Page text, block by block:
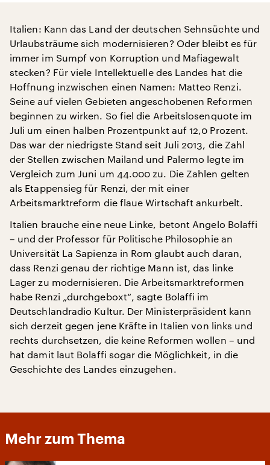
Italien: Kann das Land der deutschen Sehnsüchte und
Urlaubsträume sich modernisieren? Oder bleibt es für
immer im Sumpf von Korruption und Mafiagewalt
stecken? Für viele Intellektuelle des Landes hat die
Hoffnung inzwischen einen Namen: Matteo Renzi.
Seine auf vielen Gebieten angeschobenen Reformen
beginnen zu wirken. So fiel die Arbeitslosenquote im
Juli um einen halben Prozentpunkt auf 12,0 Prozent.
Das war der niedrigste Stand seit Juli 2013, die Zahl
der Stellen zwischen Mailand und Palermo legte im
Vergleich zum Juni um 44.000 zu. Die Zahlen gelten
als Etappensieg für Renzi, der mit einer
Arbeitsmarktreform die flaue Wirtschaft ankurbelt.
Italien brauche eine neue Linke, betont Angelo Bolaffi
– und der Professor für Politische Philosophie an
Universität La Sapienza in Rom glaubt auch daran,
dass Renzi genau der richtige Mann ist, das linke
Lager zu modernisieren. Die Arbeitsmarktreformen
habe Renzi „durchgeboxt“, sagte Bolaffi im
Deutschlandradio Kultur. Der Ministerpräsident kann
sich derzeit gegen jene Kräfte in Italien von links und
rechts durchsetzen, die keine Reformen wollen – und
hat damit laut Bolaffi sogar die Möglichkeit, in die
Geschichte des Landes einzugehen.
Mehr zum Thema